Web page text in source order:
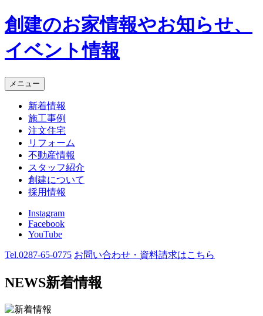
創建のお家情報やお知らせ、
イベント情報
メニュー
新着情報
施工事例
注文住宅
リフォーム
不動産情報
スタッフ紹介
創建について
採用情報
Instagram
Facebook
YouTube
Tel.0287-65-0775 お問い合わせ・資料請求はこちら
NEWS新着情報